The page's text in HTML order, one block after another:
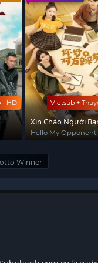
- HD Vietsub +
Xin Chào Người
Biện 2
Hello My Opponent
Winner